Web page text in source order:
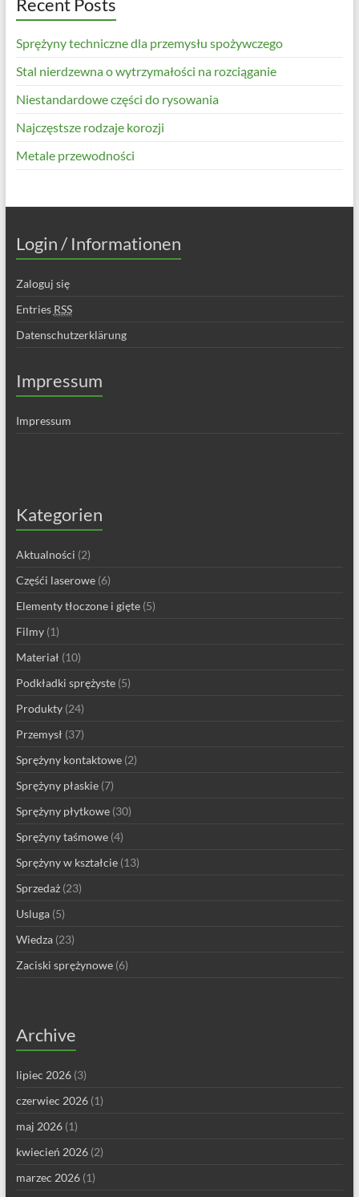
Recent Posts
Sprężyny techniczne dla przemysłu spożywczego
Stal nierdzewna o wytrzymałości na rozciąganie
Niestandardowe części do rysowania
Najczęstsze rodzaje korozji
Metale przewodności
Login / Informationen
Zaloguj się
Entries RSS
Datenschutzerklärung
Impressum
Impressum
Kategorien
Aktualności (2)
Częśći laserowe(6)
Elementy tłoczone i gięte(5)
Filmy(1)
Materiał (10)
Podkładki sprężyste(5)
Produkty(24)
Przemysł (37)
Sprężyny kontaktowe(2)
Sprężyny płaskie(7)
Sprężyny płytkowe(30)
Sprężyny taśmowe(4)
Sprężyny w kształcie(13)
Sprzedaż(23)
Usluga(5)
Wiedza(23)
Zaciski sprężynowe(6)
Archive
lipiec 2026(3)
czerwiec 2026(1)
maj 2026(1)
kwiecień 2026(2)
marzec 2026(1)